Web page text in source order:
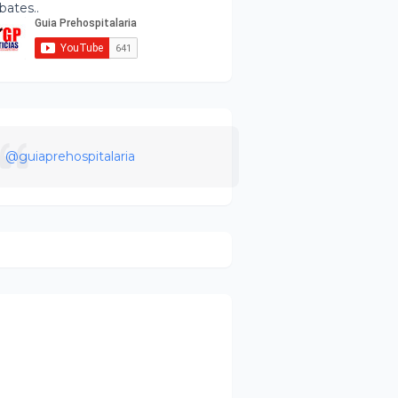
@guiaprehospitalaria